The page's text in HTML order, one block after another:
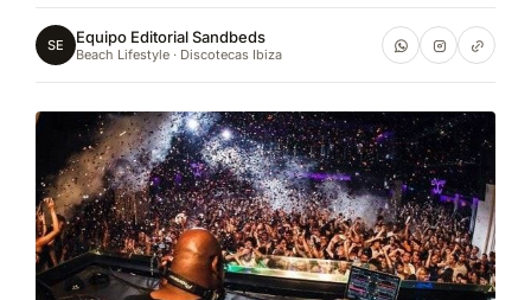
SE Equipo Editorial Sandbeds
Beach Lifestyle · Discotecas Ibiza